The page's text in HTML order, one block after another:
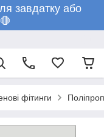
завдатку або
фітинги